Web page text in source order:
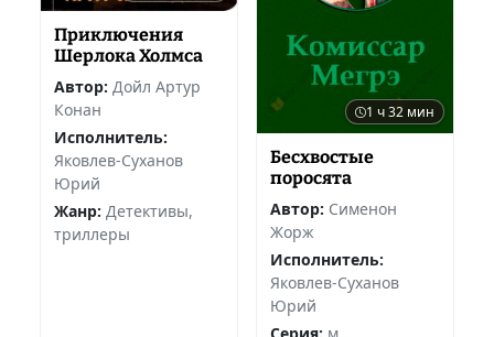
Приключения
Шерлока Холмса
Автор: Дойл Артур
Конан
Исполнитель:
Яковлев-Суханов
Юрий
Жанр: Детективы,
триллеры
1 ч 32 мин
Бесхвостые
поросята
Автор: Сименон
Жорж
Исполнитель:
Яковлев-Суханов
Юрий